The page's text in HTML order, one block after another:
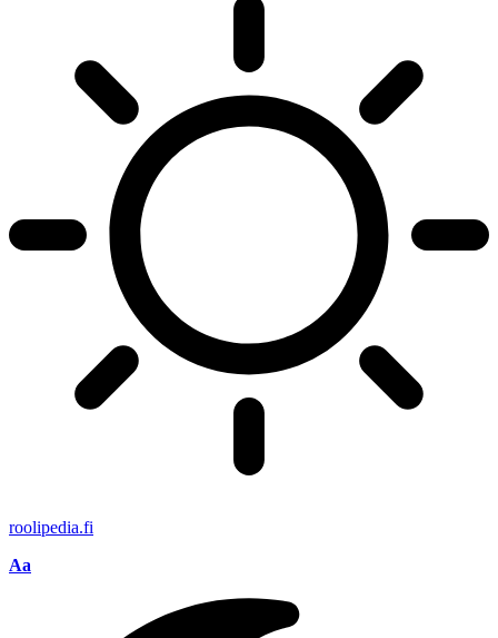
roolipedia.fi
Aa